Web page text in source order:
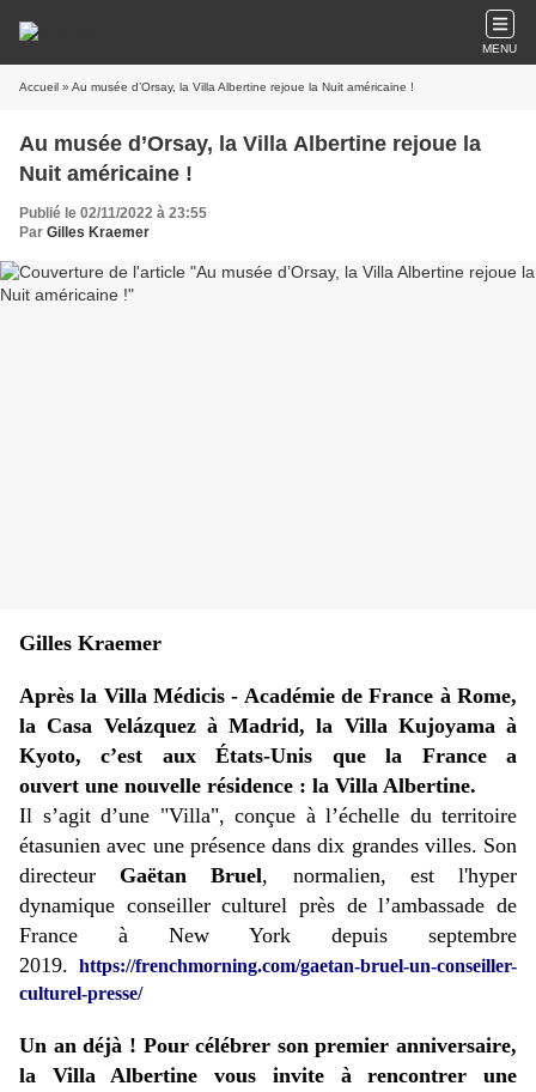
MENU
Accueil » Au musée d’Orsay, la Villa Albertine rejoue la Nuit américaine !
Au musée d’Orsay, la Villa Albertine rejoue la
Nuit américaine !
Publié le 02/11/2022 à 23:55
Par Gilles Kraemer
Gilles Kraemer
Après la Villa Médicis - Académie de France à Rome,
la Casa Velázquez à Madrid, la Villa Kujoyama à
Kyoto, c’est aux États-Unis que la France a
ouvert une nouvelle résidence : la Villa Albertine.
Il s’agit d’une "Villa", conçue à l’échelle du territoire
étasunien avec une présence dans dix grandes villes. Son
directeur Gaëtan Bruel, normalien, est l'hyper
dynamique conseiller culturel près de l’ambassade de
France à New York depuis septembre
2019. https://frenchmorning.com/gaetan-bruel-un-conseiller-
culturel-presse/
Un an déjà ! Pour célébrer son premier anniversaire,
la Villa Albertine vous invite à rencontrer une